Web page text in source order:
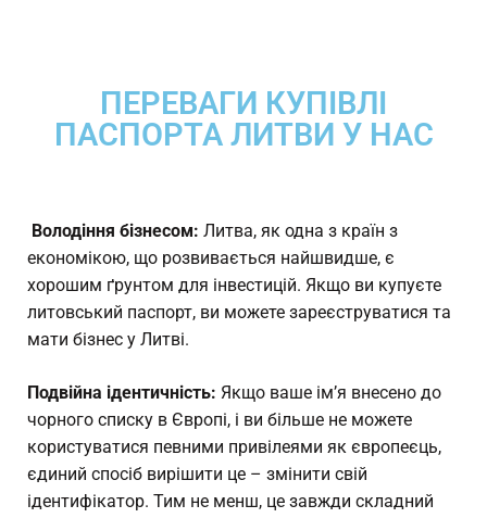
ПЕРЕВАГИ КУПІВЛІ
ПАСПОРТА ЛИТВИ У НАС
Володіння бізнесом: Литва, як одна з країн з
економікою, що розвивається найшвидше, є
хорошим ґрунтом для інвестицій. Якщо ви купуєте
литовський паспорт, ви можете зареєструватися та
мати бізнес у Литві.
Подвійна ідентичність: Якщо ваше ім’я внесено до
чорного списку в Європі, і ви більше не можете
користуватися певними привілеями як європеєць,
єдиний спосіб вирішити це – змінити свій
ідентифікатор. Тим не менш, це завжди складний